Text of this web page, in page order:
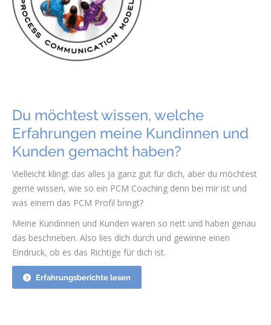
Du möchtest wissen, welche
Erfahrungen meine Kundinnen und
Kunden gemacht haben?
Vielleicht klingt das alles ja ganz gut für dich, aber du möchtest
gerne wissen, wie so ein PCM Coaching denn bei mir ist und
was einem das PCM Profil bringt?
Meine Kundinnen und Kunden waren so nett und haben genau
das beschrieben. Also lies dich durch und gewinne einen
Eindruck, ob es das Richtige für dich ist.
Erfahrungsberichte lesen